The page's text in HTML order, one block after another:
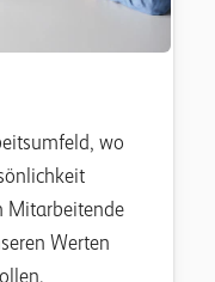
wo
Mitarbeitende
Werten